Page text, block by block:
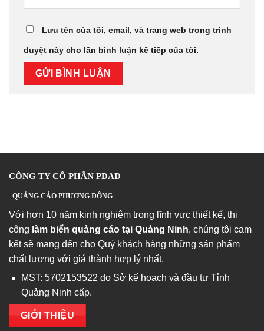
Lưu tên của tôi, email, và trang web trong trình
duyệt này cho lần bình luận kế tiếp của tôi.
CÔNG TY CỔ PHẦN PDAD
QUẢNG CÁO PHƯƠNG ĐÔNG
Với hơn 10 năm kinh nghiệm trong lĩnh vực thiết kế, thi
công làm biển quảng cáo tại Quảng Ninh, chúng tôi cam
kết sẽ mang đến cho Quý khách hàng những sản phẩm
chất lượng với giá thành hợp lý nhất.
MST: 5702153522 do Sở kế hoạch và đầu tư Tỉnh
Quảng Ninh cấp.
GIỚI THIỆU